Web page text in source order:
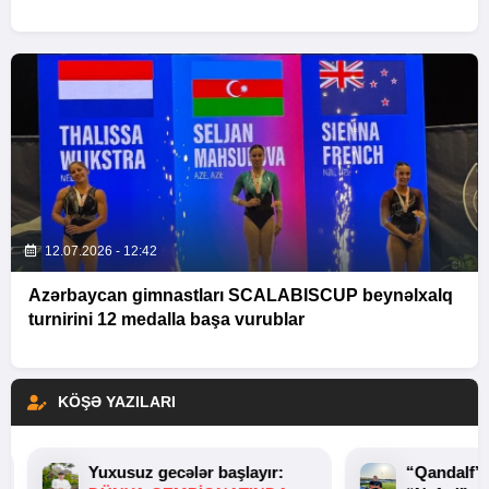
12.07.2026 - 12:42
Azərbaycan gimnastları SCALABISCUP beynəlxalq
turnirini 12 medalla başa vurublar
KÖŞƏ YAZILARI
Yuxusuz gecələr başlayır: